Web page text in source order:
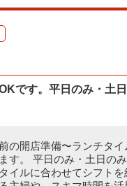
です。平日のみ・土
の開店準備〜ランチタ
す。 平日のみ・土日の
イルに合わせてシフト